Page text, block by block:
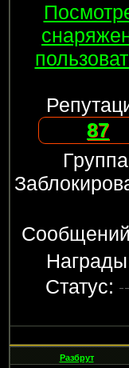
87
Статус:
Разбрут